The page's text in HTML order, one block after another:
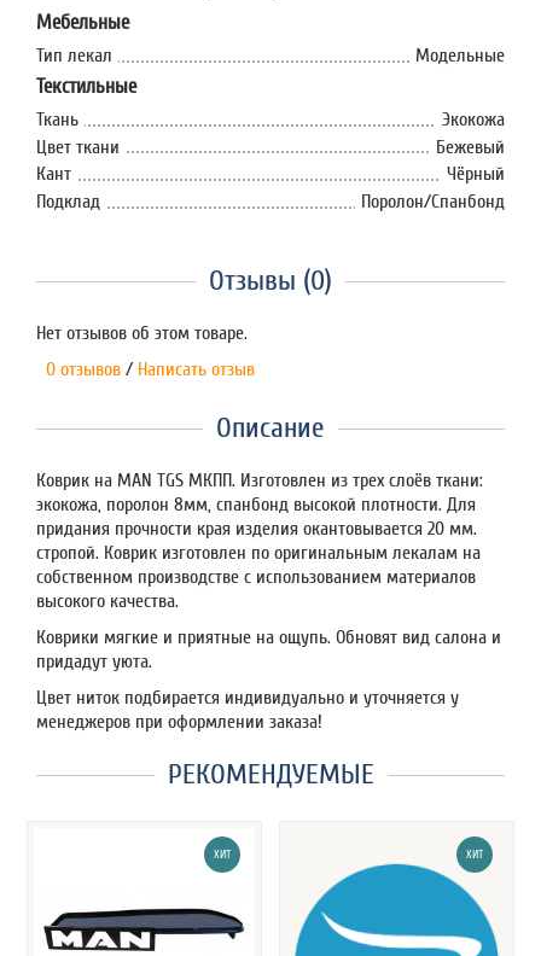
Мебельные
Тип лекал Модельные
Текстильные
Ткань
Экокожа
Цвет ткани
Бежевый
Кант
Чёрный
Подклад
Поролон/Спанбонд
Отзывы (0)
Нет отзывов об этом товаре.
0 отзывов / Написать отзыв
Описание
Коврик на MAN TGS МКПП. Изготовлен из трех слоёв ткани:
экокожа, поролон 8мм, спанбонд высокой плотности. Для
придания прочности края изделия окантовывается 20 мм.
стропой. Коврик изготовлен по оригинальным лекалам на
собственном производстве с использованием материалов
высокого качества.
Коврики мягкие и приятные на ощупь. Обновят вид салона и
придадут уюта.
Цвет ниток подбирается индивидуально и уточняется у
менеджеров при оформлении заказа!
РЕКОМЕНДУЕМЫЕ
ХИТ ХИТ